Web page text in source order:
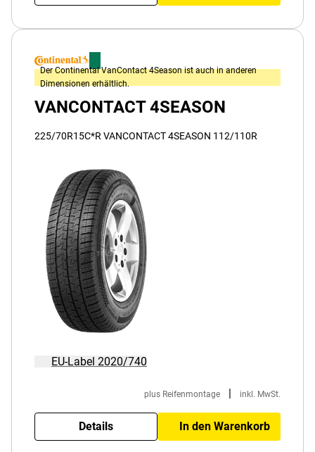
Der Continental VanContact 4Season ist auch in anderen
Dimensionen erhältlich.
VANCONTACT 4SEASON
225/70R15C*R VANCONTACT 4SEASON 112/110R
EU-Label 2020/740
plus Reifenmontage | inkl. MwSt.
Details In den Warenkorb